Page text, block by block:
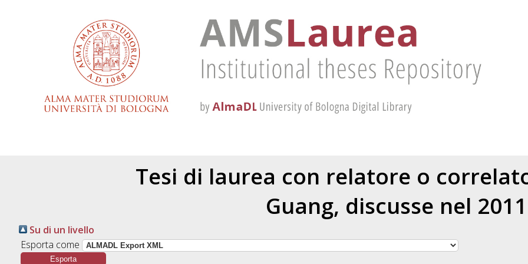
Tesi di laurea con relatore o
Guang, discusse nel 2011
Su di un livello
Esporta come